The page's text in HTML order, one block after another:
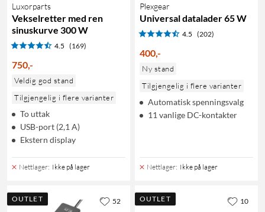
Luxorparts
Vekselretter med ren
sinuskurve 300 W
4.5 (169)
750,-
Veldig god stand
Tilgjengelig i flere varianter
To uttak
USB-port (2,1 A)
Ekstern display
Nettlager: Ikke på lager
Plexgear
Universal datalader 65 W
4.5 (202)
400,-
Ny stand
Tilgjengelig i flere varianter
Automatisk spenningsvalg
11 vanlige DC-kontakter
Nettlager: Ikke på lager
OUTLET 52 OUTLET 10